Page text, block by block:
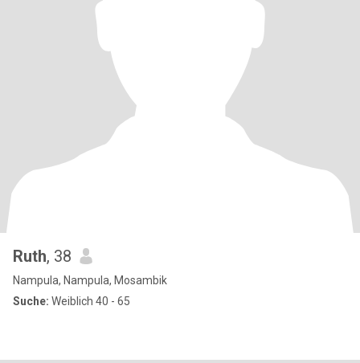
Ruth, 38
Nampula, Nampula, Mosambik
Suche: Weiblich 40 - 65